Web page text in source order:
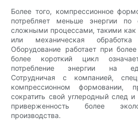
Более того, компрессионное
потребляет меньше энергии
сложными процессами, такими как
или механическая
Оборудование работает при
более короткий цикл
потребление энергии на
Сотрудничая с компанией,
компрессионном формовании,
сократить свой углеродный след
приверженность более
производства.